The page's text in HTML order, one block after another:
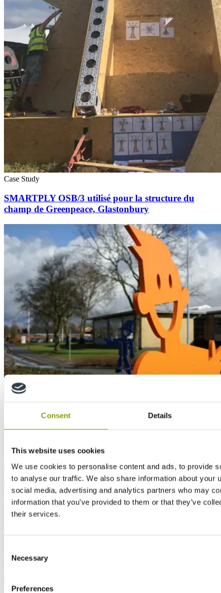
Consent Details
This website uses cookies
We use cookies to personalise content and ads, to provide
to analyse our traffic. We also share information about your
social media, advertising and analytics partners who may
information that you’ve provided to them or that they’ve
their services.
Selection
Necessary
Preferences
Case Study
SMARTPLY OSB/3 utilisé pour la structure du
champ de Greenpeace, Glastonbury
Cycling safety signs made using MEDITE